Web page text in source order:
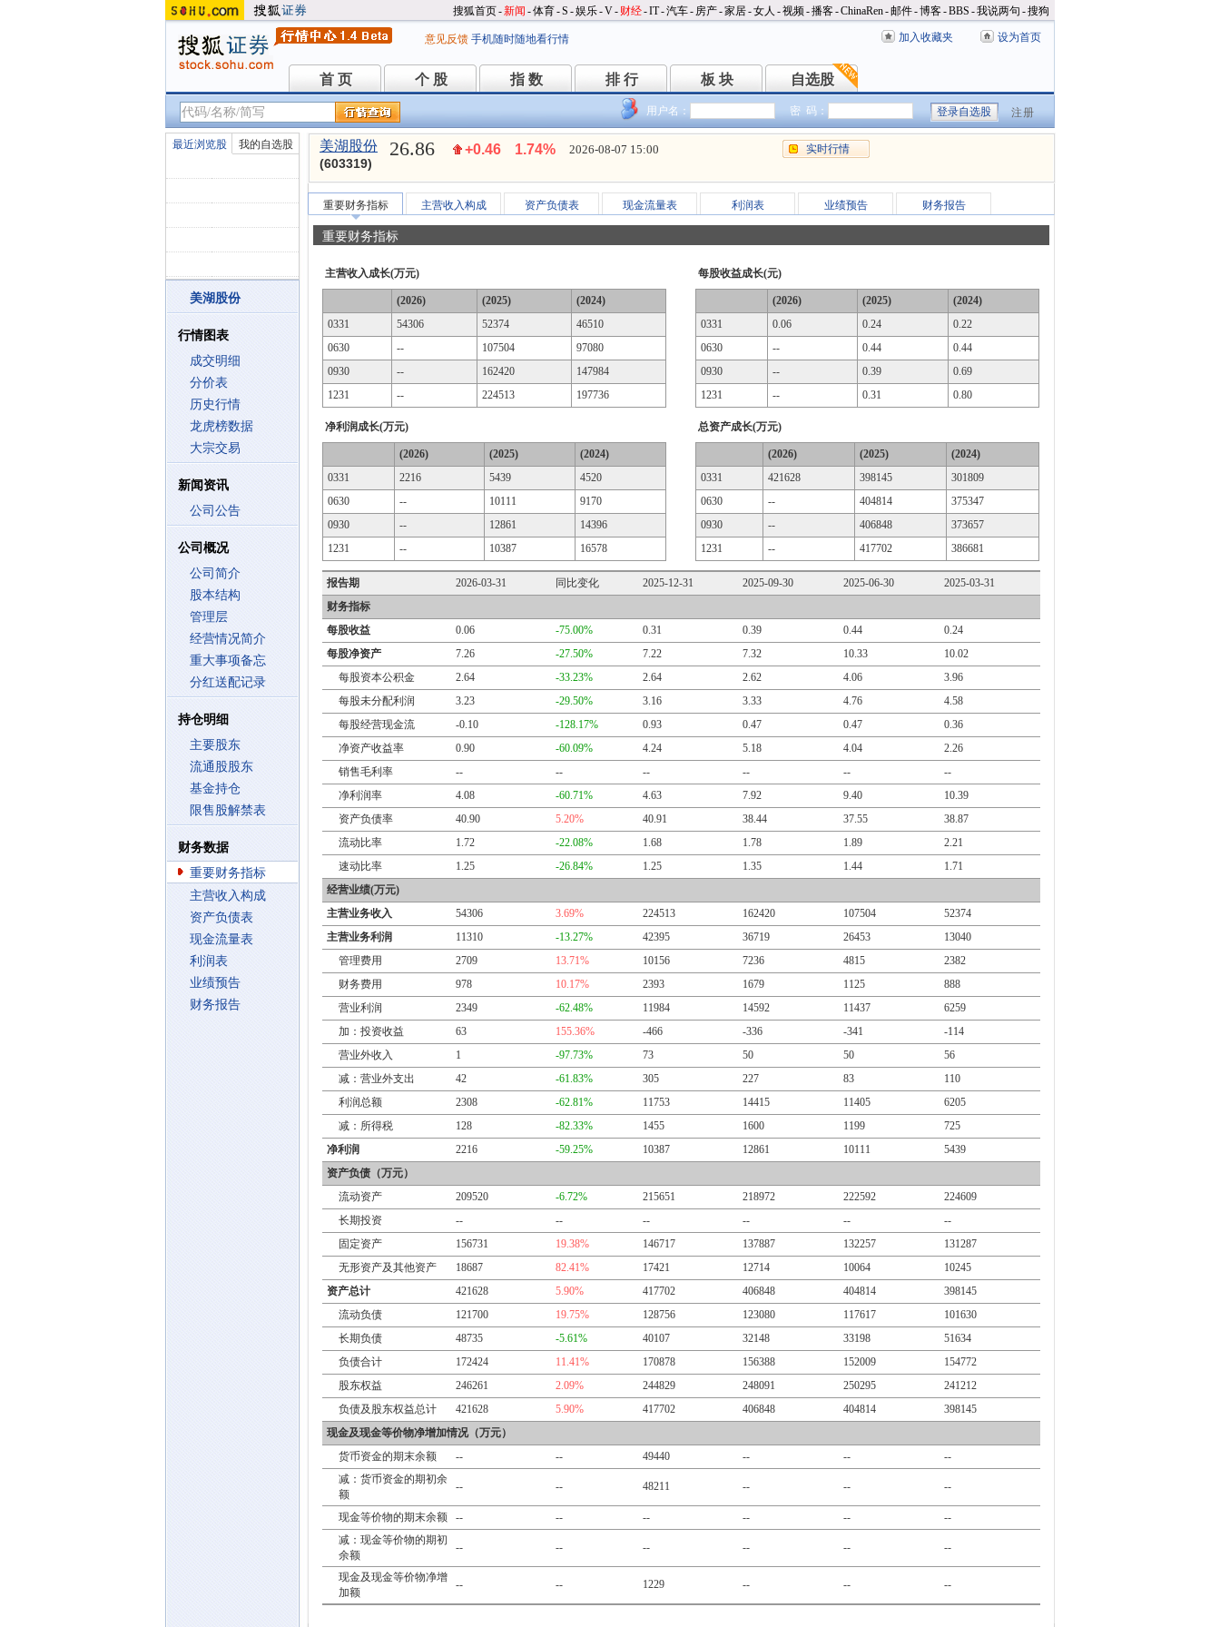
搜狐首页-新闻 -体育-S -娱乐-V- 财经-IT-汽车- 房产-家居-女人 -视频-播客-ChinaRen-邮件-博客-BBS -我说两句 -搜狗
意见反馈 手机随时随地看行情 加入收藏夹 设为首页
首 页
首 页 个 股
个 股 指 数
指 数 排 行
排 行 板 块
板 块 自选股
自选股
用户名： 密 码： 注册
最近浏览股 我的自选股
美湖股份
行情图表
成交明细
分价表
历史行情
龙虎榜数据
大宗交易
新闻资讯
公司公告
公司概况
公司简介
股本结构
管理层
经营情况简介
重大事项备忘
分红送配记录
持仓明细
主要股东
流通股股东
基金持仓
限售股解禁表
财务数据
重要财务指标
主营收入构成
资产负债表
现金流量表
利润表
业绩预告
财务报告
美湖股份
(603319)
26.86 +0.46 1.74% 2026-08-07 15:00 实时行情
重要财务指标 主营收入构成 资产负债表 现金流量表 利润表 业绩预告 财务报告
重要财务指标
主营收入成长(万元)
(2026) (2025)
(2024)
0331
54306 52374
46510
0630
-- 107504
97080
0930
-- 162420
147984
1231
-- 224513 197736
净利润成长(万元)
(2026) (2025)
(2024)
0331
2216 5439
4520
0630
-- 10111
9170
0930
-- 12861
14396
1231
-- 10387 16578
每股收益成长(元)
(2026) (2025)
(2024)
0331
0.06 0.24
0.22
0630
-- 0.44
0.44
0930
-- 0.39
0.69
1231
-- 0.31 0.80
总资产成长(万元)
(2026) (2025)
(2024)
0331
421628 398145
301809
0630
-- 404814
375347
0930
-- 406848
373657
1231
-- 417702 386681
报告期 2026-03-31 同比变化 2025-12-31 2025-09-30 2025-06-30
2025-03-31
财务指标
每股收益
0.06 -75.00% 0.31 0.39 0.44
0.24
每股净资产
7.26 -27.50% 7.22 7.32 10.33
10.02
每股资本公积金
2.64 -33.23% 2.64 2.62 4.06
3.96
每股未分配利润
3.23 -29.50% 3.16 3.33 4.76
4.58
每股经营现金流
-0.10 -128.17% 0.93 0.47 0.47
0.36
净资产收益率
0.90 -60.09% 4.24 5.18 4.04
2.26
销售毛利率
-- -- -- -- --
--
净利润率
4.08 -60.71% 4.63 7.92 9.40
10.39
资产负债率
40.90 5.20% 40.91 38.44 37.55
38.87
流动比率
1.72 -22.08% 1.68 1.78 1.89
2.21
速动比率
1.25 -26.84% 1.25 1.35 1.44
1.71
经营业绩(万元)
主营业务收入
54306 3.69% 224513 162420 107504
52374
主营业务利润
11310 -13.27% 42395 36719 26453
13040
管理费用
2709 13.71% 10156 7236 4815
2382
财务费用
978 10.17% 2393 1679 1125
888
营业利润
2349 -62.48% 11984 14592 11437
6259
加：投资收益
63 155.36% -466 -336 -341
-114
营业外收入
1 -97.73% 73 50 50
56
减：营业外支出
42 -61.83% 305 227 83
110
利润总额
2308 -62.81% 11753 14415 11405
6205
减：所得税
128 -82.33% 1455 1600 1199
725
净利润
2216 -59.25% 10387 12861 10111
5439
资产负债（万元）
流动资产
209520 -6.72% 215651 218972 222592
224609
长期投资
-- -- -- -- --
--
固定资产
156731 19.38% 146717 137887 132257
131287
无形资产及其他资产
18687 82.41% 17421 12714 10064
10245
资产总计
421628 5.90% 417702 406848 404814
398145
流动负债
121700 19.75% 128756 123080 117617
101630
长期负债
48735 -5.61% 40107 32148 33198
51634
负债合计
172424 11.41% 170878 156388 152009
154772
股东权益
246261 2.09% 244829 248091 250295
241212
负债及股东权益总计
421628 5.90% 417702 406848 404814
398145
现金及现金等价物净增加情况（万元）
货币资金的期末余额
-- -- 49440 -- --
--
减：货币资金的期初余
额
-- -- 48211 -- -- --
现金等价物的期末余额 -- -- -- -- --
--
减：现金等价物的期初
余额
-- -- -- -- -- --
现金及现金等价物净增
加额
-- -- 1229 -- -- --